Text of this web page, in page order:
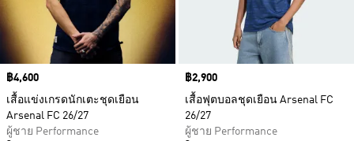
Price
฿4,600
เสื้อแข่งเกรดนักเตะชุดเยือน
Arsenal FC 26/27
ผู้ชาย Performance
Price
฿2,900
เสื้อฟุตบอลชุดเยือน Arsenal FC
26/27
ผู้ชาย Performance